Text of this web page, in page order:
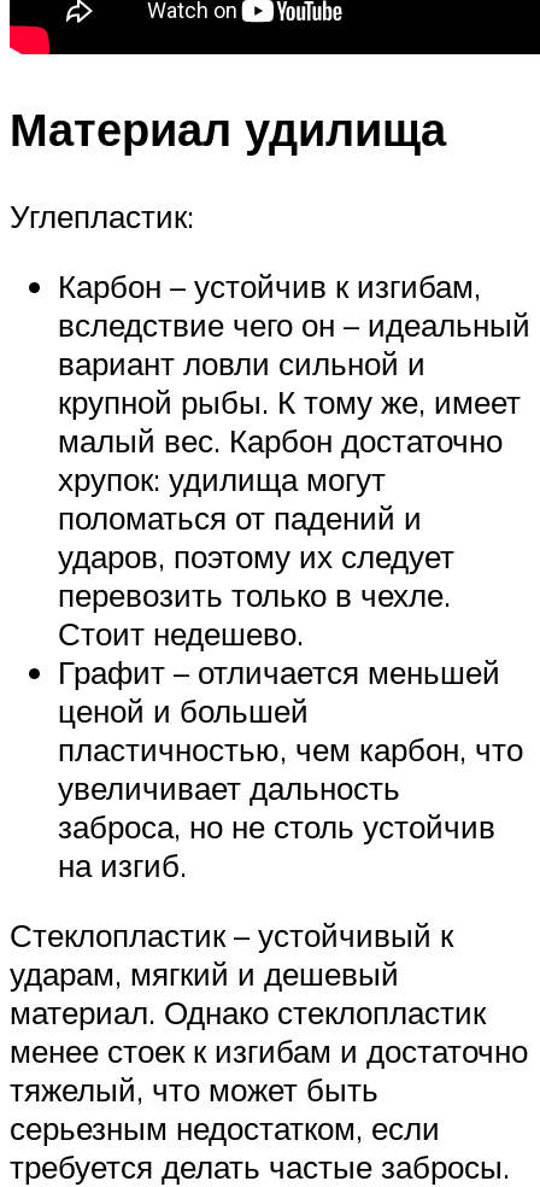
Материал удилища
Углепластик:
Карбон – устойчив к изгибам,
вследствие чего он – идеальный
вариант ловли сильной и
крупной рыбы. К тому же, имеет
малый вес. Карбон достаточно
хрупок: удилища могут
поломаться от падений и
ударов, поэтому их следует
перевозить только в чехле.
Стоит недешево.
Графит – отличается меньшей
ценой и большей
пластичностью, чем карбон, что
увеличивает дальность
заброса, но не столь устойчив
на изгиб.
Стеклопластик – устойчивый к
ударам, мягкий и дешевый
материал. Однако стеклопластик
менее стоек к изгибам и достаточно
тяжелый, что может быть
серьезным недостатком, если
требуется делать частые забросы.